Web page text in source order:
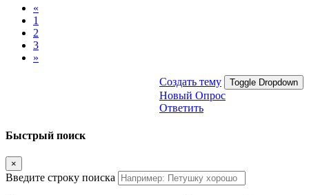
«
1
2
3
»
Создать тему Toggle Dropdown
Новый Опрос
Ответить
Быстрый поиск
×
Введите строку поиска